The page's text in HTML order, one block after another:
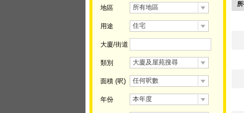
地區 所有地區
用途 住宅
大廈/街道
類別 大廈及屋苑搜尋
面積 (呎) 任何呎數
年份 本年度